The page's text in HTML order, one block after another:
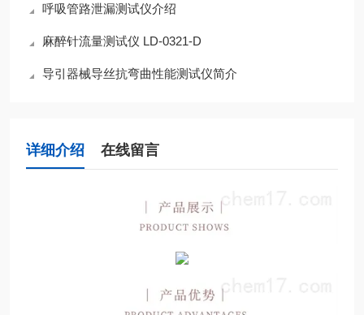
呼吸管路泄漏测试仪介绍
麻醉针流量测试仪 LD-0321-D
导引器械导丝抗弯曲性能测试仪简介
详细介绍 在线留言